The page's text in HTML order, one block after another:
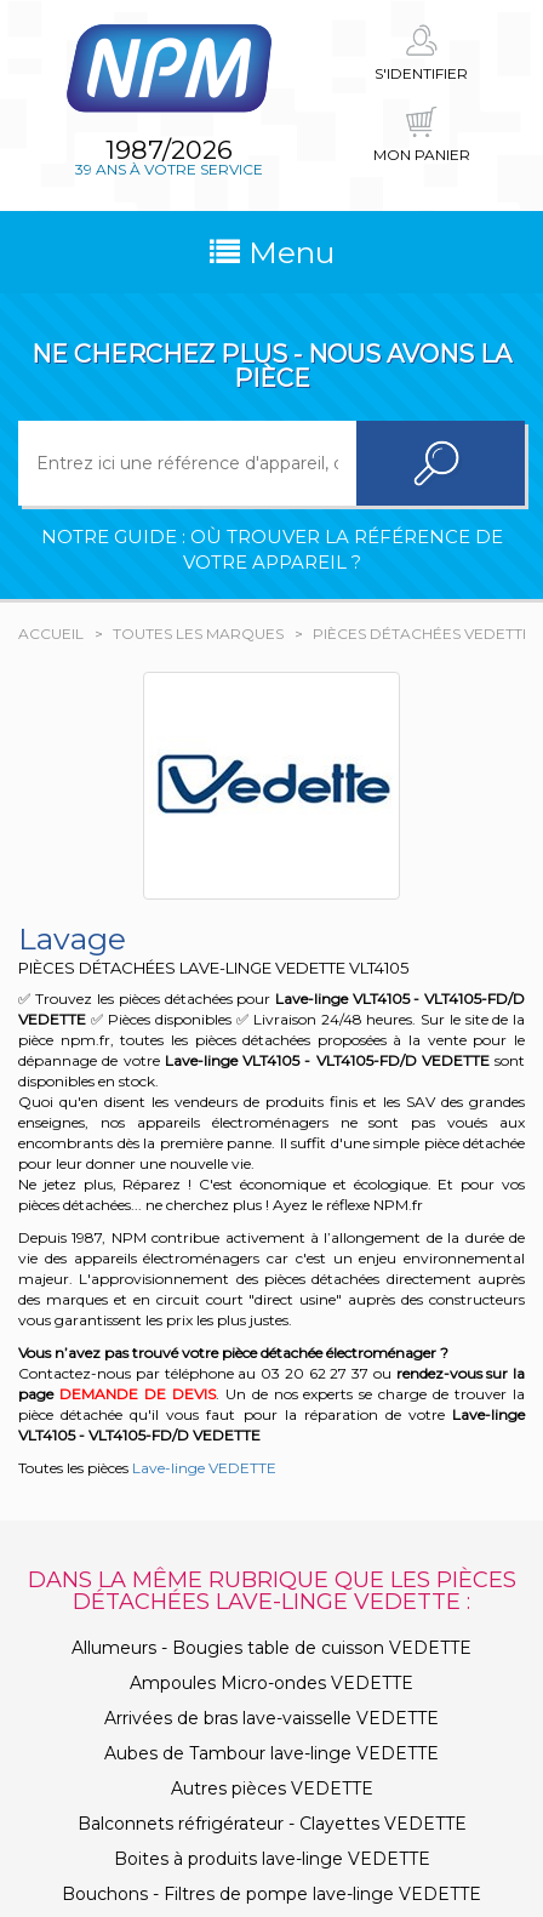
1987/2026
39 ANS À VOTRE SERVICE
S'IDENTIFIER
MON PANIER
Menu
NE CHERCHEZ PLUS - NOUS AVONS LA
PIÈCE
NOTRE GUIDE : OÙ TROUVER LA RÉFÉRENCE DE
VOTRE APPAREIL ?
ACCUEIL TOUTES LES MARQUES PIÈCES DÉTACHÉES VEDETTE
Lavage
PIÈCES DÉTACHÉES LAVE-LINGE VEDETTEVLT4105
✅ Trouvez les pièces détachées pour Lave-linge VLT4105 - VLT4105-FD/D
VEDETTE ✅ Pièces disponibles ✅ Livraison 24/48 heures. Sur le site de la
pièce npm.fr, toutes les pièces détachées proposées à la vente pour le
dépannage de votre Lave-linge VLT4105 - VLT4105-FD/D VEDETTEsont
disponibles en stock.
Quoi qu'en disent les vendeurs de produits finis et les SAV des grandes
enseignes, nos appareils électroménagers ne sont pas voués aux
encombrants dès la première panne. Il suffit d'une simple pièce détachée
pour leur donner une nouvelle vie.
Ne jetez plus, Réparez ! C'est économique et écologique. Et pour vos
pièces détachées... ne cherchez plus ! Ayez le réflexe NPM.fr
Depuis 1987, NPM contribue activement à l’allongement de la durée de
vie des appareils électroménagers car c'est un enjeu environnemental
majeur. L'approvisionnement des pièces détachées directement auprès
des marques et en circuit court "direct usine" auprès des constructeurs
vous garantissent les prix les plus justes.
Vous n’avez pas trouvé votre pièce détachée électroménager ?
Contactez-nous par téléphone au 03 20 62 27 37 ou rendez-vous sur la
page DEMANDE DE DEVIS. Un de nos experts se charge de trouver la
pièce détachée qu'il vous faut pour la réparation de votre Lave-linge
VLT4105 - VLT4105-FD/D VEDETTE
Toutes les pièces Lave-linge VEDETTE
DANS LA MÊME RUBRIQUE QUE LES PIÈCES
DÉTACHÉES LAVE-LINGE VEDETTE :
Allumeurs - Bougies table de cuisson VEDETTE
Ampoules Micro-ondes VEDETTE
Arrivées de bras lave-vaisselle VEDETTE
Aubes de Tambour lave-linge VEDETTE
Autres pièces VEDETTE
Balconnets réfrigérateur - Clayettes VEDETTE
Boites à produits lave-linge VEDETTE
Bouchons - Filtres de pompe lave-linge VEDETTE